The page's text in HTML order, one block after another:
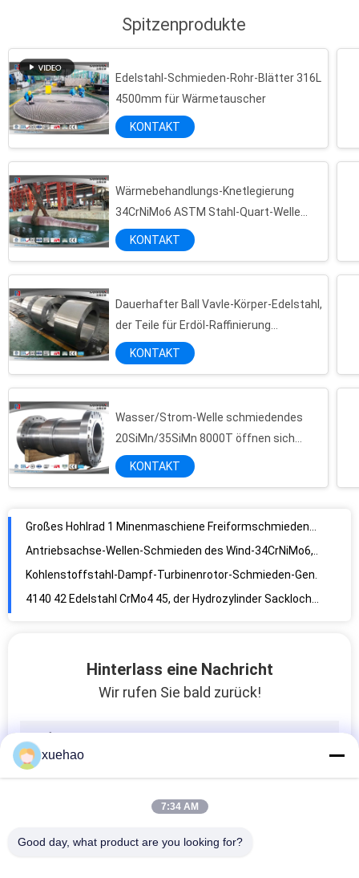
Spitzenprodukte
Edelstahl-Schmieden-Rohr-Blätter 316L
4500mm für Wärmetauscher
KONTAKT
Wärmebehandlungs-Knetlegierung
34CrNiMo6 ASTM Stahl-Quart-Welle
8000T
KONTAKT
Dauerhafter Ball Vavle-Körper-Edelstahl,
der Teile für Erdöl-Raffinierung
schmiedet
KONTAKT
Wasser/Strom-Welle schmiedendes
20SiMn/35SiMn 8000T öffnen sich
sterben Hydropress
KONTAKT
4140 42 Edelstahl CrMo4 45, der Hydrozylinder Sackloch-Öl Cylind schmiedet
Hinterlass eine Nachricht
Wir rufen Sie bald zurück!
xuehao
7:34 AM
Good day, what product are you looking for?